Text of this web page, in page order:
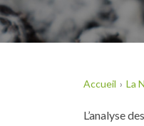
Accueil La
L’analyse